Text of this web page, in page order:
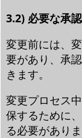
3.2) 必要な承
変更前には、
要があり、承
きます。
変更プロセス
保するために
る必要がありま